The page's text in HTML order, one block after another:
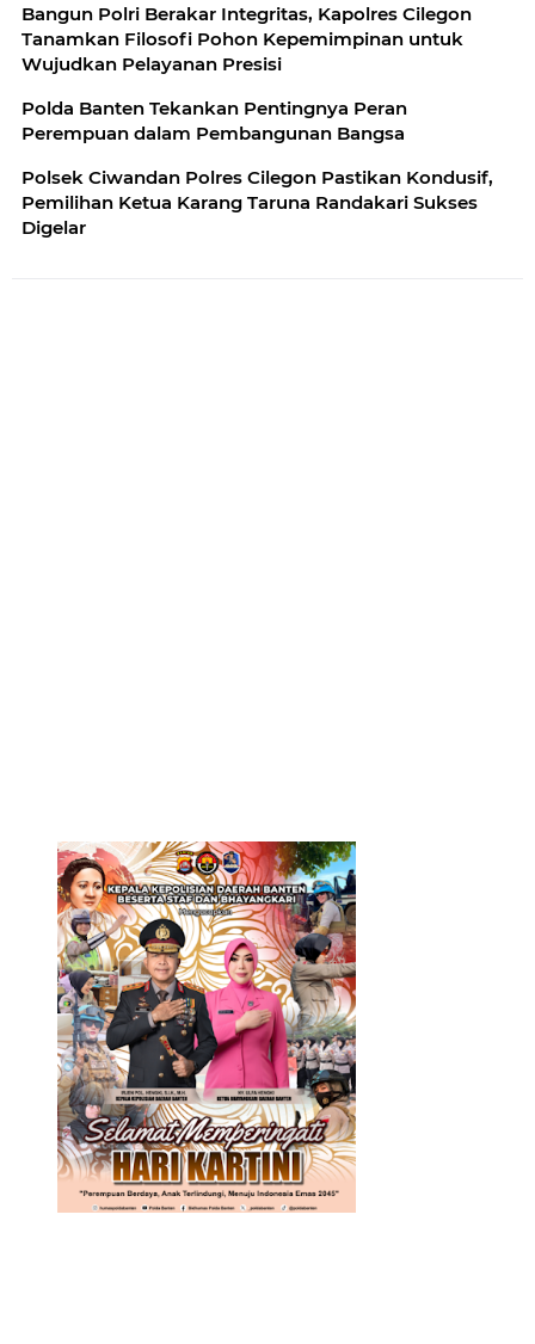
Bangun Polri Berakar Integritas, Kapolres Cilegon
Tanamkan Filosofi Pohon Kepemimpinan untuk
Wujudkan Pelayanan Presisi
Polda Banten Tekankan Pentingnya Peran
Perempuan dalam Pembangunan Bangsa
Polsek Ciwandan Polres Cilegon Pastikan Kondusif,
Pemilihan Ketua Karang Taruna Randakari Sukses
Digelar